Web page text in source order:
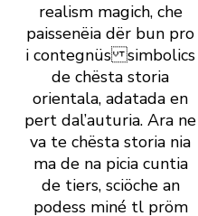
realism magich, che
paissenëia dër bun pro
i contegnüs simbolics
de chësta storia
orientala, adatada en
pert dal’auturia. Ara ne
va te chësta storia nia
ma de na picia cuntia
de tiers, sciöche an
podess miné tl pröm